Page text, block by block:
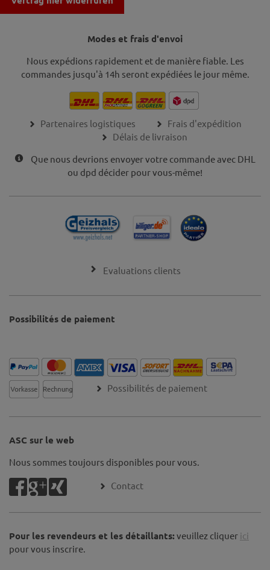
Modes et frais d'envoi
Nous expédions rapidement et de manière fiable. Les
commandes jusqu'à 14h seront expédiées le jour même.
Partenaires logistiques
Frais d'expédition
Délais de livraison
Que nous devrions envoyer votre commande avec DHL
ou dpd décider pour vous-même!
Evaluations clients
Possibilités de paiement
Possibilités de paiement
ASC sur le web
Nous sommes toujours disponibles pour vous.
Contact
Pour les revendeurs et les détaillants: veuillez cliquer ici
pour vous inscrire.